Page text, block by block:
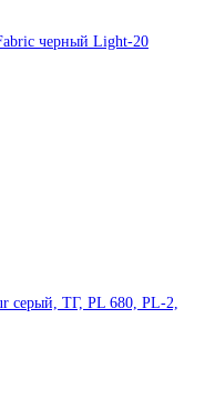
черный Light-20
серый, ТГ, PL 680, PL-2,